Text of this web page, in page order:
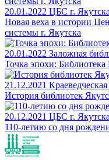
20.01.2022 ЦБС г. Якутска
Новая веха в истории
системы г. Якутска
20.01.2022 Заложная
Точка эпохи:
21.12.2021
История библиотек
20.12.2021 ЦБС г. Якутска
110-летию со дня